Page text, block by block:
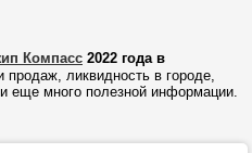
Компасс 2022 года в
продаж, ликвидность в городе,
еще много полезной информации.